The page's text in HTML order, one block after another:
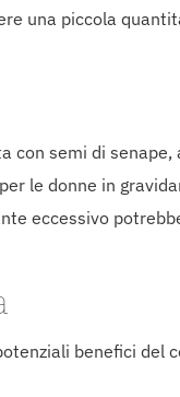
una piccola
semi di
le donne in
eccessivo
benefici del